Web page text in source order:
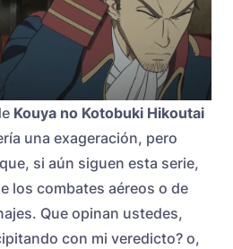
Kouya no Kotobuki Hikoutai
una exageración, pero
si aún siguen esta serie,
los combates aéreos o de
Que opinan ustedes,
con mi veredicto? o,